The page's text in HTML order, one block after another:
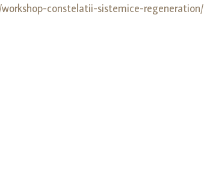
constelatii-sistemice-regeneration/